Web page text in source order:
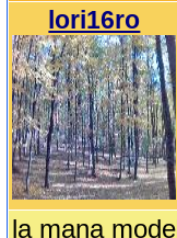
lori16ro
la mana